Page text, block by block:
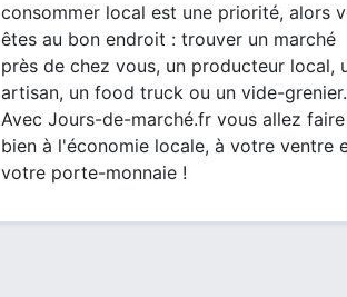
consommer local est une priorité, alors
êtes au bon endroit : trouver un marché
près de chez vous, un producteur local,
artisan, un food truck ou un vide-grenier.
Avec Jours-de-marché.fr vous allez
bien à l'économie locale, à votre ventre
votre porte-monnaie !